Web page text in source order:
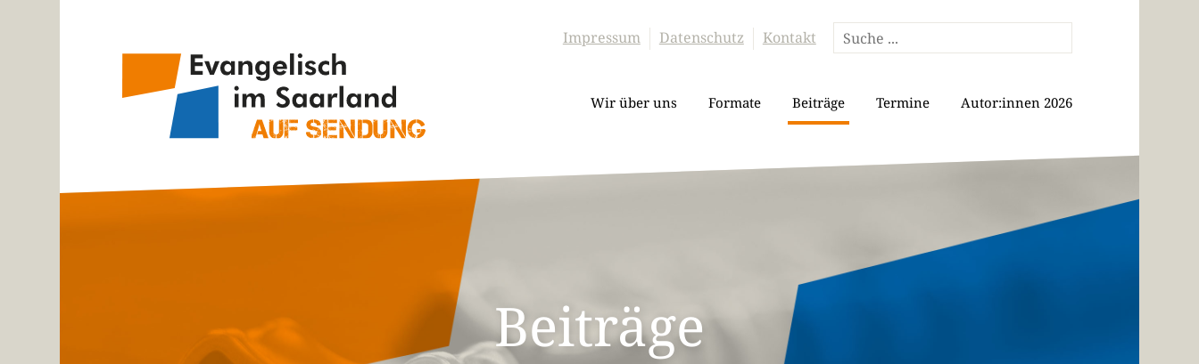
Impressum Datenschutz Kontakt
Wir über uns Formate Beiträge Termine Autor:innen 2026
Beiträge